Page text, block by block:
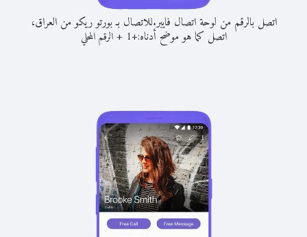
اتصل بالرقم من لوحة اتصال فايبر.للاتصال بـ بورتو ريكو من العراق،
اتصل كما هو موضح أدناه:+
1
+الرقم المحلي